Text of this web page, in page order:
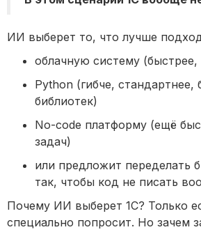
ИИ выберет то, что лучше
облачную систему
Python (гибче, стандартнее,
библиотек)
No-code платформу (ещё
задач)
или предложит переделать
так, чтобы код не писать
Почему ИИ выберет 1С? Только
специально попросит. Но зачем